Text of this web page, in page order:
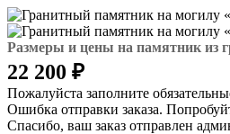
Размеры и цены на памятник из
22 200 ₽
Пожалуйста заполните
Ошибка отправки заказа.
Спасибо, ваш заказ отправлен